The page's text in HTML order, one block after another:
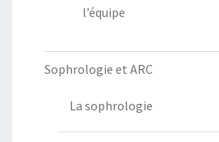
l’équipe
Sophrologie et ARC
La sophrologie